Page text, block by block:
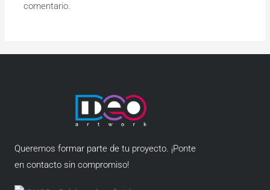
comentario.
Queremos formar parte de tu proyecto. ¡Ponte
en contacto sin compromiso!